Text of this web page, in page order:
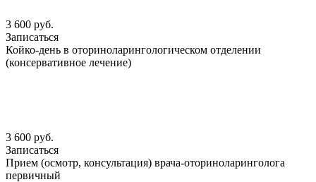
3 600 руб.
Записаться
Койко-день в оториноларингологическом отделении
(консервативное лечение)
3 600 руб.
Записаться
Прием (осмотр, консультация) врача-оториноларинголога
первичный